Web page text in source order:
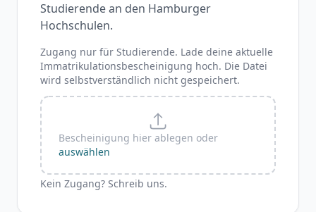
Studierende an den Hamburger
Hochschulen.
Zugang nur für Studierende. Lade deine aktuelle
Immatrikulationsbescheinigung hoch. Die Datei
wird selbstverständlich nicht gespeichert.
Bescheinigung hier ablegen oder
auswählen
Kein Zugang? Schreib uns.